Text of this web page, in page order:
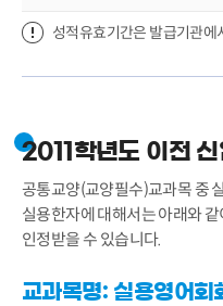
성적유효기간은 발급기관에
2011학년도 이전
공통교양(교양필수)교과목 중
실용한자에 대해서는 아래와
인정받을 수 있습니다.
교과목명: 실용영어회